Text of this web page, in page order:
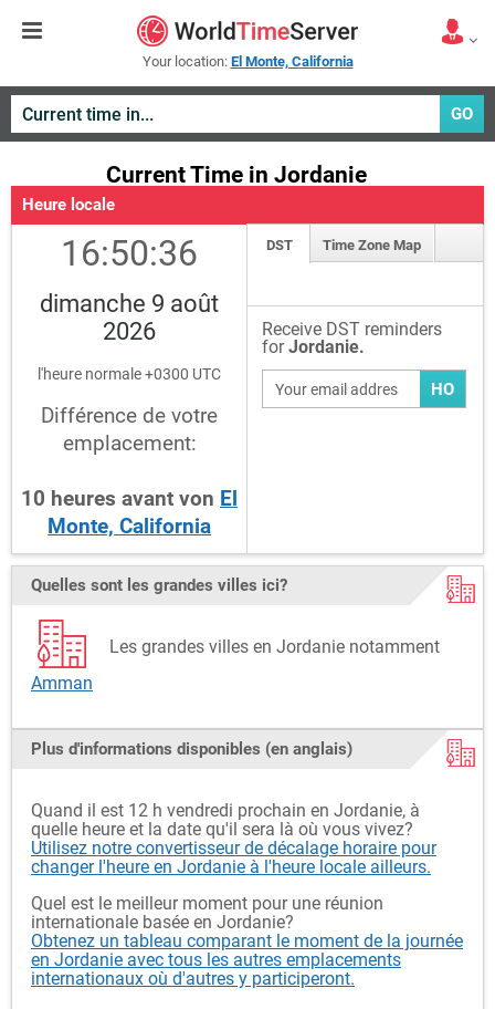
Your location: El Monte, California
GO
Current Time in Jordanie
Heure locale
16:50:37
dimanche 9 août
2026
l'heure normale +0300 UTC
Différence de votre
emplacement:
10 heures avant von El
Monte, California
DST Time Zone Map
Receive DST reminders
forJordanie.
HO
Quelles sont les grandes villes ici?
Les grandes villes en Jordanie notamment
Amman
Plus d'informations disponibles (en anglais)
Quand il est 12 h vendredi prochain en Jordanie, à
quelle heure et la date qu'il sera là où vous vivez?
Utilisez notre convertisseur de décalage horaire pour
changer l'heure en Jordanie à l'heure locale ailleurs.
Quel est le meilleur moment pour une réunion
internationale basée en Jordanie?
Obtenez un tableau comparant le moment de la journée
en Jordanie avec tous les autres emplacements
internationaux où d'autres y participeront.